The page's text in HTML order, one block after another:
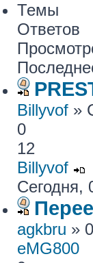
Темы
Ответов
Billyvof »
0
12
Billyvof
Сегодня,
agkbru »
eMG800